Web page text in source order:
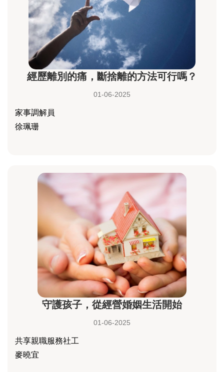
經歷離別的痛，斷捨離的方法可行嗎？
01-06-2025
家事調解員
徐珮珊
守護孩子，從經營婚姻生活開始
01-06-2025
共享親職服務社工
麥曉宜